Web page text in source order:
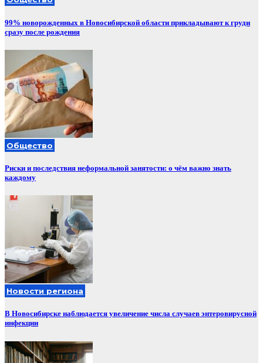
99% новорожденных в Новосибирской области прикладывают к груди
сразу после рождения
Общество
Риски и последствия неформальной занятости: о чём важно знать
каждому
Новости региона
В Новосибирске наблюдается увеличение числа случаев энтеровирусной
инфекции